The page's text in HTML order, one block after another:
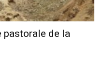
pastorale de la